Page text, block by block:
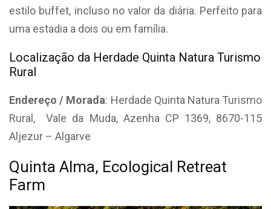
estilo buffet, incluso no valor da diária. Perfeito para
uma estadia a dois ou em família.
Localização da Herdade Quinta Natura Turismo
Rural
Endereço / Morada: Herdade Quinta Natura Turismo
Rural,
Vale da Muda, Azenha CP 1369, 8670-115
Aljezur – Algarve
Quinta Alma, Ecological Retreat
Farm